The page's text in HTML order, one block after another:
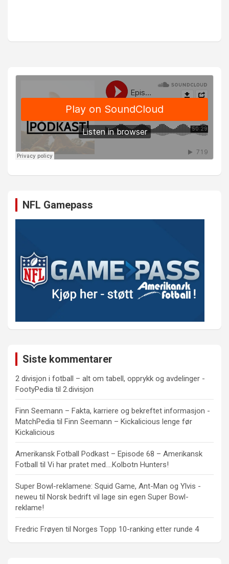
NFL Gamepass
Siste kommentarer
2 divisjon i fotball – alt om tabell, opprykk og avdelinger -
FootyPedia til 2.divisjon
Finn Seemann – Fakta, karriere og bekreftet informasjon -
MatchPedia til Finn Seemann – Kickalicious lenge før
Kickalicious
Amerikansk Fotball Podkast – Episode 68 – Amerikansk
Fotball til Vi har pratet med….Kolbotn Hunters!
Super Bowl-reklamene: Squid Game, Ant-Man og Ylvis -
neweu til Norsk bedrift vil lage sin egen Super Bowl-
reklame!
Fredric Frøyen til Norges Topp 10-ranking etter runde 4